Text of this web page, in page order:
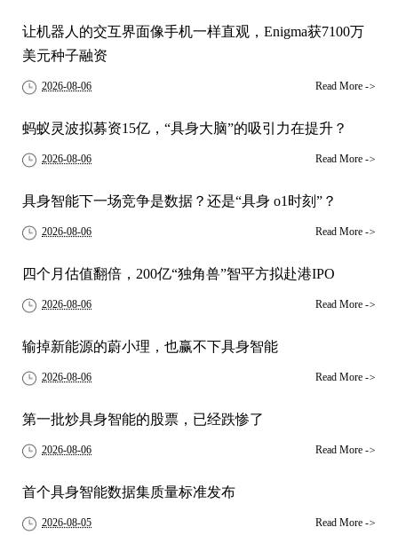
让机器人的交互界面像手机一样直观，Enigma获7100万
美元种子融资
2026-08-06 Read More ->
蚂蚁灵波拟募资15亿，“具身大脑”的吸引力在提升？
2026-08-06 Read More ->
具身智能下一场竞争是数据？还是“具身 o1时刻”？
2026-08-06 Read More ->
四个月估值翻倍，200亿“独角兽”智平方拟赴港IPO
2026-08-06 Read More ->
输掉新能源的蔚小理，也赢不下具身智能
2026-08-06 Read More ->
第一批炒具身智能的股票，已经跌惨了
2026-08-06 Read More ->
首个具身智能数据集质量标准发布
2026-08-05 Read More ->